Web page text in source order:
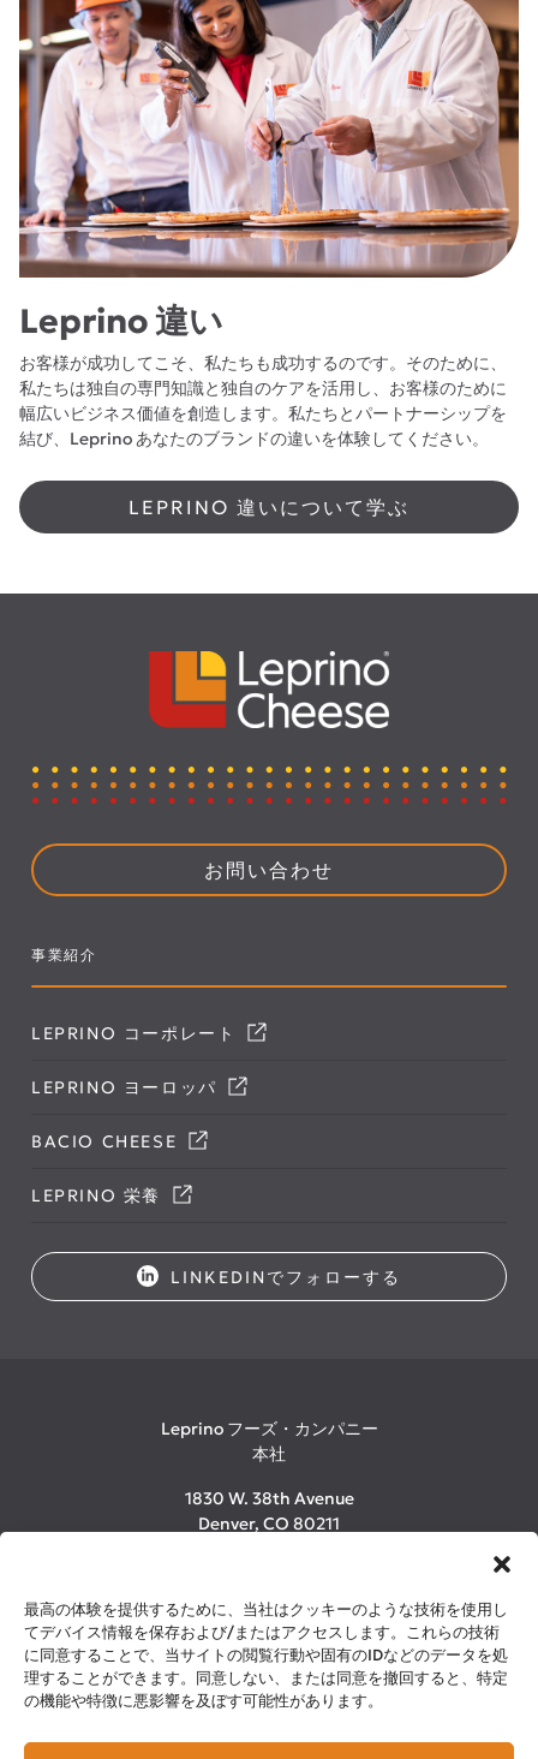
最高の体験を提供するために、当社はクッキーのような技術を使用し
てデバイス情報を保存および/またはアクセスします。これらの技術
に同意することで、当サイトの閲覧行動や固有のIDなどのデータを処
理することができます。同意しない、または同意を撤回すると、特定
の機能や特徴に悪影響を及ぼす可能性があります。
Leprino 違い
お客様が成功してこそ、私たちも成功するのです。そのために、
私たちは独自の専門知識と独自のケアを活用し、お客様のために
幅広いビジネス価値を創造します。私たちとパートナーシップを
結び、Leprino あなたのブランドの違いを体験してください。
LEPRINO 違いについて学ぶ
お問い合わせ
事業紹介
LEPRINO コーポレート
LEPRINO ヨーロッパ
BACIO CHEESE
LEPRINO 栄養
LINKEDINでフォローする
Leprino フーズ・カンパニー
本社
1830 W. 38th Avenue
Denver, CO 80211
©2026 Leprino Foods Company. All Rights Reserved.
プライバシーポリシー
リーガル